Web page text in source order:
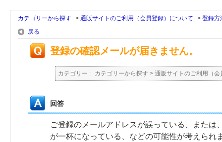
カテゴリーから探す > 通販サイトのご利用（会員登録）について > 登録方
戻る
登録の確認メールが届きません。
カテゴリー : カテゴリーから探す > 通販サイトのご利用（
回答
ご登録のメールアドレスが誤っている、また
が一杯になっている、などの可能性が考えられ